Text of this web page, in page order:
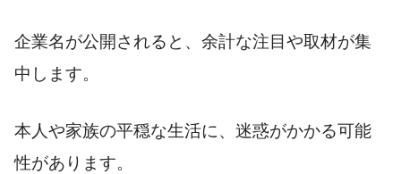
企業名が公開されると、余計な注目や取材が集
中します。
本人や家族の平穏な生活に、迷惑がかかる可能
性があります。